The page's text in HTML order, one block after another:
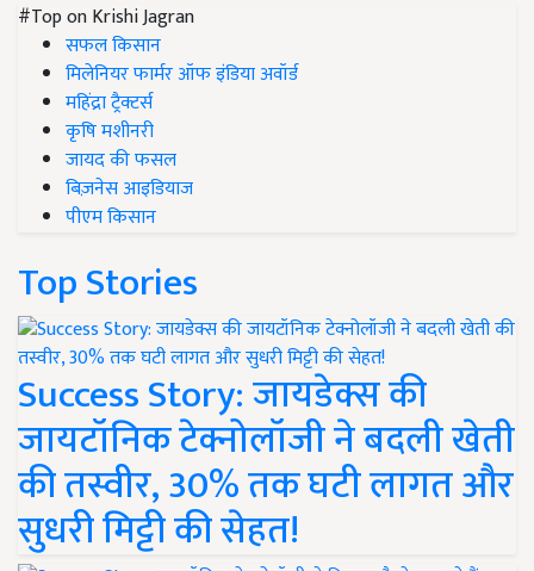
#Top on Krishi Jagran
सफल किसान
मिलेनियर फार्मर ऑफ इंडिया अवॉर्ड
महिंद्रा ट्रैक्टर्स
कृषि मशीनरी
जायद की फसल
बिज़नेस आइडियाज
पीएम किसान
Top Stories
Success Story: जायडेक्स की
जायटॉनिक टेक्नोलॉजी ने बदली खेती
की तस्वीर, 30% तक घटी लागत और
सुधरी मिट्टी की सेहत!